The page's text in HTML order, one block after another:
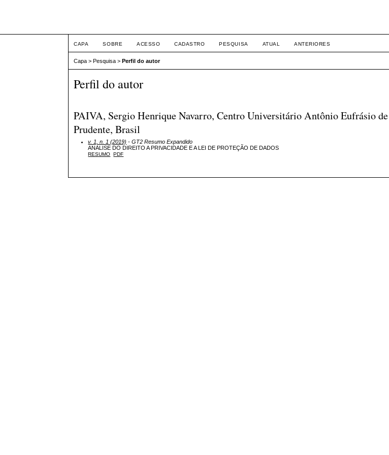
CAPA SOBRE ACESSO CADASTRO PESQUISA ATUAL ANTERIORES
Capa >Pesquisa >Perfil do autor
Perfil do autor
PAIVA, Sergio Henrique Navarro, Centro Universitário Antônio Eufrásio de
Prudente, Brasil
v. 1, n. 1 (2019) - GT2 Resumo Expandido
ANÁLISE DO DIREITO A PRIVACIDADE E A LEI DE PROTEÇÃO DE DADOS
RESUMO PDF